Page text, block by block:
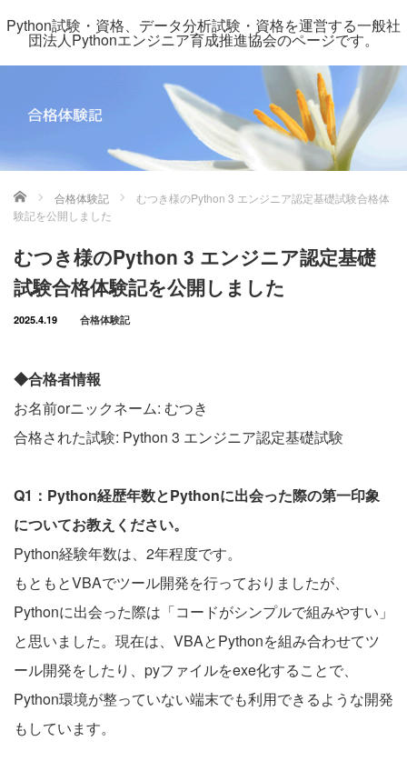
Python試験・資格、データ分析試験・資格を運営する一般社
団法人Pythonエンジニア育成推進協会のページです。
ホーム 合格体験記
むつき様のPython 3 エンジニア認定基礎試験合格体
験記を公開しました
むつき様のPython 3 エンジニア認定基礎
試験合格体験記を公開しました
2025.4.19 合格体験記
◆合格者情報
お名前orニックネーム: むつき
合格された試験: Python 3 エンジニア認定基礎試験
Q1：Python経歴年数とPythonに出会った際の第一印象
についてお教えください。
Python経験年数は、2年程度です。
もともとVBAでツール開発を行っておりましたが、
Pythonに出会った際は「コードがシンプルで組みやすい」
と思いました。現在は、VBAとPythonを組み合わせてツ
ール開発をしたり、pyファイルをexe化することで、
Python環境が整っていない端末でも利用できるような開発
もしています。